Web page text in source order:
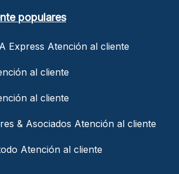
populares
Express Atención al cliente
al cliente
al cliente
& Asociados Atención al cliente
Atención al cliente